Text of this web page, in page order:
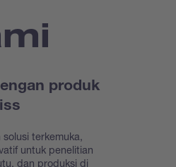
produk
terkemuka,
untuk penelitian
dan produksi di